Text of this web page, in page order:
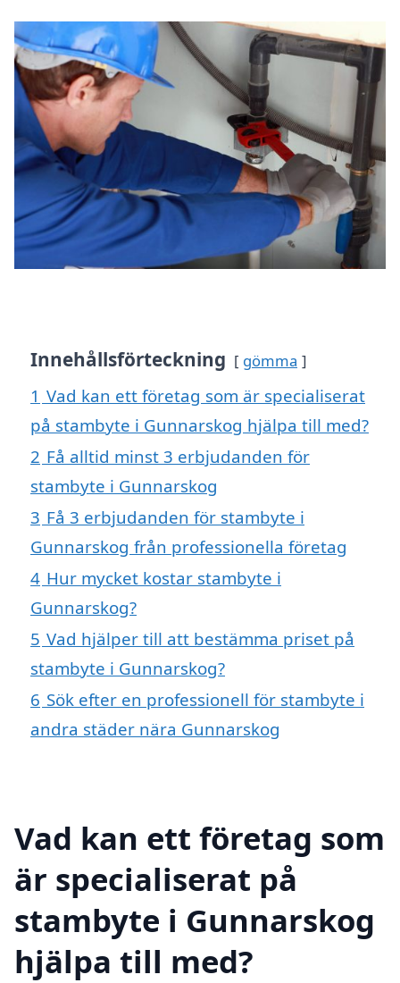
Innehållsförteckning gömma
1 Vad kan ett företag som är specialiserat
på stambyte i Gunnarskog hjälpa till med?
2 Få alltid minst 3 erbjudanden för
stambyte i Gunnarskog
3 Få 3 erbjudanden för stambyte i
Gunnarskog från professionella företag
4 Hur mycket kostar stambyte i
Gunnarskog?
5 Vad hjälper till att bestämma priset på
stambyte i Gunnarskog?
6 Sök efter en professionell för stambyte i
andra städer nära Gunnarskog
Vad kan ett företag som
är specialiserat på
stambyte i Gunnarskog
hjälpa till med?